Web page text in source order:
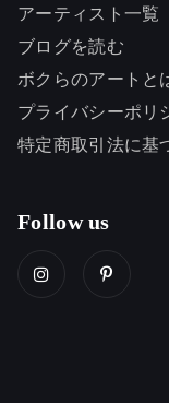
アーティスト一覧
ブログを読む
ボクらのアートと
プライバシーポリ
特定商取引法に基
Follow us